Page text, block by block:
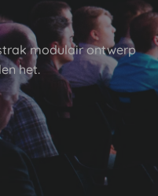
modulair ontwerp
het.